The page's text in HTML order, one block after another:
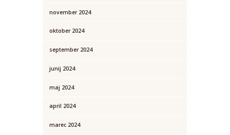
november 2024
oktober 2024
september 2024
junij 2024
maj 2024
april 2024
marec 2024